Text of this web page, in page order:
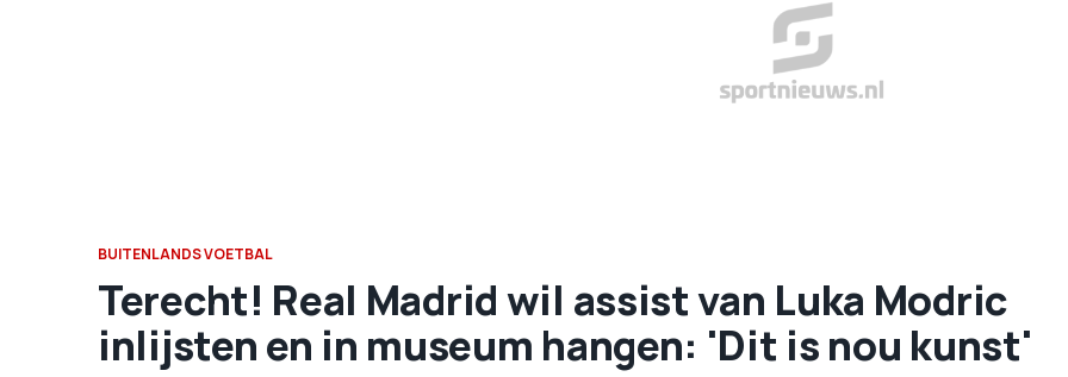
BUITENLANDS VOETBAL
Terecht! Real Madrid wil assist van Luka Modric
inlijsten en in museum hangen: 'Dit is nou kunst'